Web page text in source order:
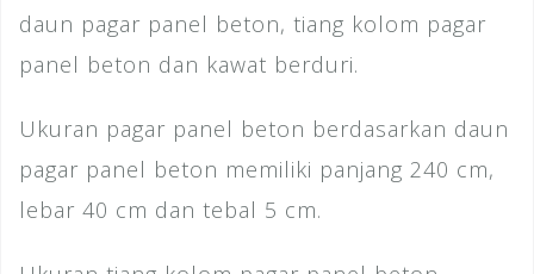
daun pagar panel beton, tiang kolom pagar
panel beton dan kawat berduri.
Ukuran pagar panel beton berdasarkan daun
pagar panel beton memiliki panjang 240 cm,
lebar 40 cm dan tebal 5 cm.